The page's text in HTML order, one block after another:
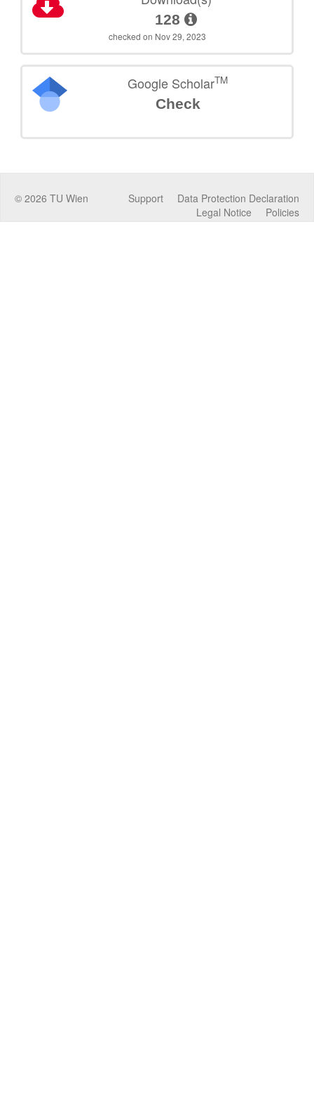
128
checked on Nov 29, 2023
Google ScholarTM
Check
© 2026 TU Wien Data Protection Declaration
Support
Policies
Legal Notice